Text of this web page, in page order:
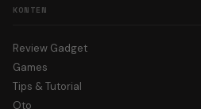
KONTEN
Review Gadget
Games
Tips & Tutorial
Oto